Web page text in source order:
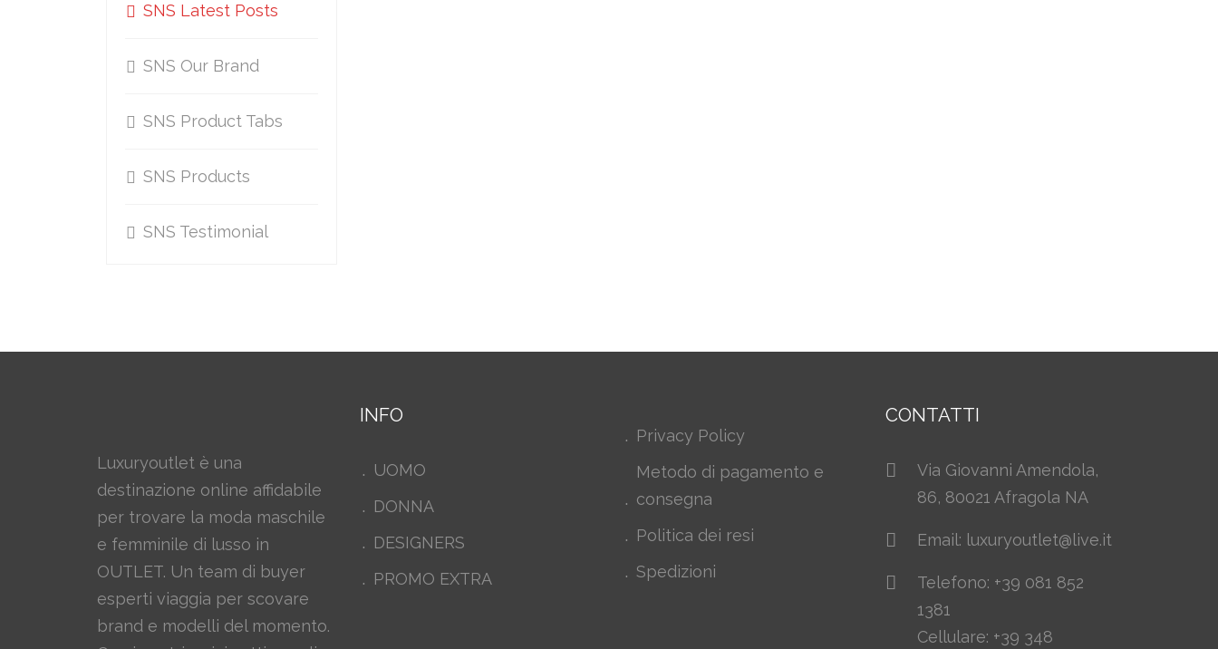
SNS Latest Posts
SNS Our Brand
SNS Product Tabs
SNS Products
SNS Testimonial
Luxuryoutlet è una
destinazione online affidabile
per trovare la moda maschile
e femminile di lusso in
OUTLET. Un team di buyer
esperti viaggia per scovare
brand e modelli del momento.
INFO
UOMO
DONNA
DESIGNERS
PROMO EXTRA
Privacy Policy
Metodo di pagamento e
consegna
Politica dei resi
Spedizioni
CONTATTI
Via Giovanni Amendola,
86, 80021 Afragola NA
Email: luxuryoutlet@live.it
Telefono: +39 081 852
1381
Cellulare: +39 348